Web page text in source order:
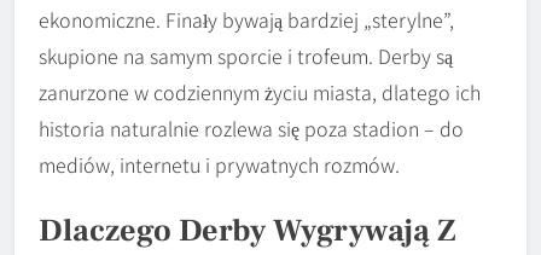
ekonomiczne. Finały bywają bardziej „sterylne”,
skupione na samym sporcie i trofeum. Derby są
zanurzone w codziennym życiu miasta, dlatego ich
historia naturalnie rozlewa się poza stadion – do
mediów, internetu i prywatnych rozmów.
Dlaczego Derby Wygrywają Z